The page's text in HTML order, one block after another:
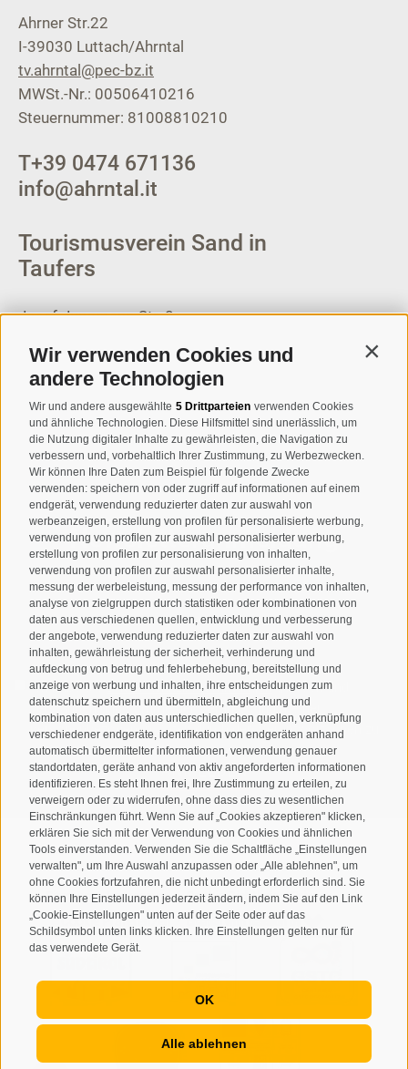
Wir verwenden Cookies und
andere Technologien
Wir und andere ausgewählte 5 Drittparteien verwenden Cookies
und ähnliche Technologien. Diese Hilfsmittel sind unerlässlich, um
die Nutzung digitaler Inhalte zu gewährleisten, die Navigation zu
verbessern und, vorbehaltlich Ihrer Zustimmung, zu Werbezwecken.
Wir können Ihre Daten zum Beispiel für folgende Zwecke
verwenden: speichern von oder zugriff auf informationen auf einem
endgerät, verwendung reduzierter daten zur auswahl von
werbeanzeigen, erstellung von profilen für personalisierte werbung,
verwendung von profilen zur auswahl personalisierter werbung,
erstellung von profilen zur personalisierung von inhalten,
verwendung von profilen zur auswahl personalisierter inhalte,
messung der werbeleistung, messung der performance von inhalten,
analyse von zielgruppen durch statistiken oder kombinationen von
daten aus verschiedenen quellen, entwicklung und verbesserung
der angebote, verwendung reduzierter daten zur auswahl von
inhalten, gewährleistung der sicherheit, verhinderung und
aufdeckung von betrug und fehlerbehebung, bereitstellung und
anzeige von werbung und inhalten, ihre entscheidungen zum
datenschutz speichern und übermitteln, abgleichung und
kombination von daten aus unterschiedlichen quellen, verknüpfung
verschiedener endgeräte, identifikation von endgeräten anhand
automatisch übermittelter informationen, verwendung genauer
standortdaten, geräte anhand von aktiv angeforderten informationen
identifizieren. Es steht Ihnen frei, Ihre Zustimmung zu erteilen, zu
verweigern oder zu widerrufen, ohne dass dies zu wesentlichen
Einschränkungen führt. Wenn Sie auf „Cookies akzeptieren" klicken,
erklären Sie sich mit der Verwendung von Cookies und ähnlichen
Tools einverstanden. Verwenden Sie die Schaltfläche „Einstellungen
verwalten", um Ihre Auswahl anzupassen oder „Alle ablehnen", um
ohne Cookies fortzufahren, die nicht unbedingt erforderlich sind. Sie
können Ihre Einstellungen jederzeit ändern, indem Sie auf den Link
„Cookie-Einstellungen" unten auf der Seite oder auf das
Schildsymbol unten links klicken. Ihre Einstellungen gelten nur für
das verwendete Gerät.
OK
Alle ablehnen
Ahrner Str.22
I-39030 Luttach/Ahrntal
tv.ahrntal@pec-bz.it
MWSt.-Nr.: 00506410216
Steuernummer: 81008810210
T+39 0474 671136
info@ahrntal.it
Tourismusverein Sand in
Taufers
Josef-Jungmann-Str. 8
MWSt.-Nr: 00518320213
T+39 0474 678076
info@taufers.com
Newsletteranmeldung
Ich habe dieDatenschutzbestimmungengelesen und
verstanden und stimme der Verarbeitung meiner
personenbezogenen Daten durch den Verantwortlichen zu
ANMELDEN
Sitemap • Impressum • Cookie-Richtlinie • Privacy •
Cookie Präferenzen • created with passion by